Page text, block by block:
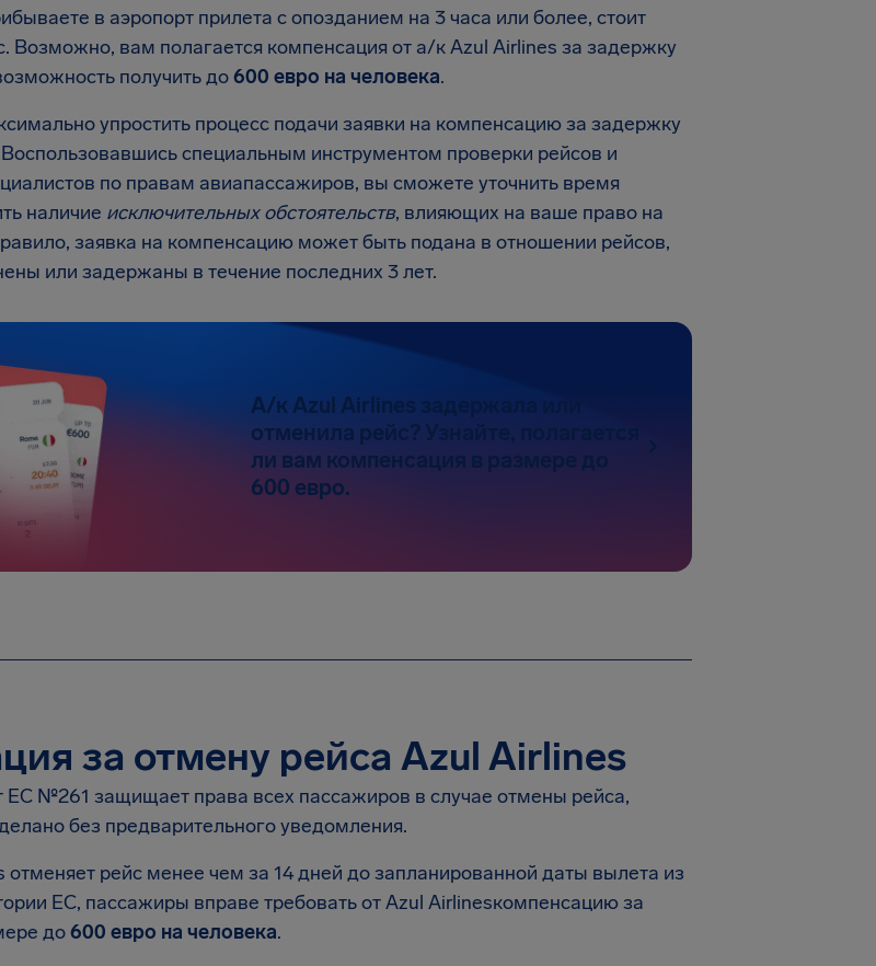
в аэропорт прилета с опозданием на 3 часа или более, стоит
Возможно, вам полагается компенсация от а/к Azul Airlines за задержку
получить до600 евро на человека.
упростить процесс подачи заявки на компенсацию за задержку
специальным инструментом проверки рейсов и
по правам авиапассажиров, вы сможете уточнить время
наличие исключительных обстоятельств, влияющих на ваше право на
заявка на компенсацию может быть подана в отношении рейсов,
или задержаны в течение последних 3 лет.
А/к Azul Airlines задержала или
отменила рейс? Узнайте, полагается
ли вам компенсация в размере до
600 евро.
за отмену рейса Azul Airlines
EC №261 защищает права всех пассажиров в случае отмены рейса,
без предварительного уведомления.
отменяет рейс менее чем за 14 дней до запланированной даты вылета из
ЕС, пассажиры вправе требовать от Azul Airlinesкомпенсацию за
до600 евро на человека.